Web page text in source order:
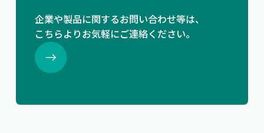
企業や製品に関するお問い合わせ等は、
こちらよりお気軽にご連絡ください。